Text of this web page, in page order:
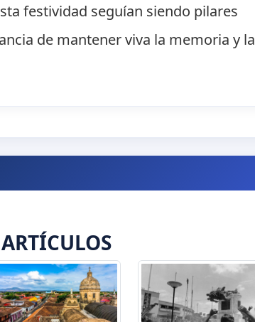
festividad seguían siendo pilares
de mantener viva la memoria y la
ARTÍCULOS